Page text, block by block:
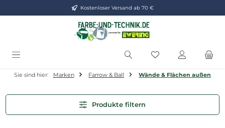
Zum Hauptinhalt springenKostenloser Versand ab 70 €
Du hast 0
Sie sind hier: Marken Farrow & Ball Wände & Flächen außen
Produkte filtern